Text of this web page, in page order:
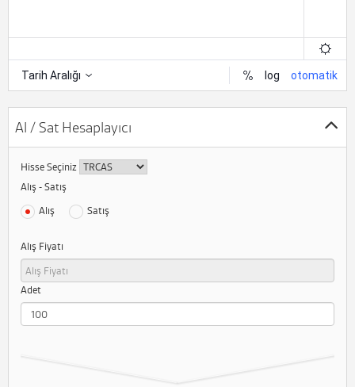
Al / Sat Hesaplayıcı
Hisse Seçiniz
Alış - Satış
Alış
Satış
Alış Fiyatı
Adet